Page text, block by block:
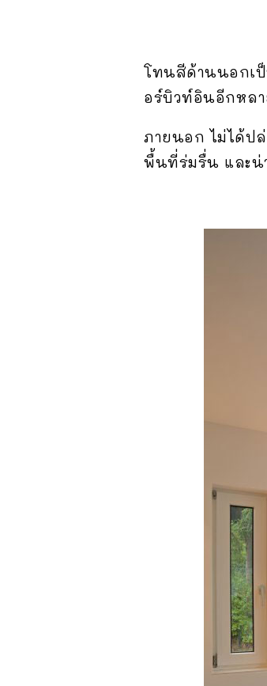
โทนสีด้านนอกเป็
อร์บิวท์อินอีกหล
ภายนอก ไม่ได้ป
พื้นที่ร่มรื่น และน่